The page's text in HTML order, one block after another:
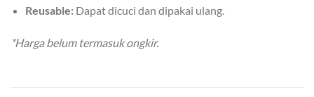
Reusable:Dapat dicuci dan dipakai ulang.
*Harga belum termasuk ongkir.